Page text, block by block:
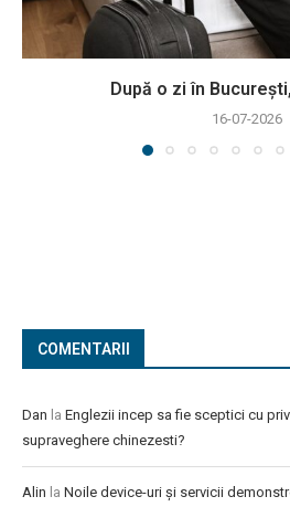
După o zi în
16-07-2026
COMENTARII
Dan la Englezii incep sa fie sceptici cu
supraveghere chinezesti?
Alin la Noile device-uri și servicii